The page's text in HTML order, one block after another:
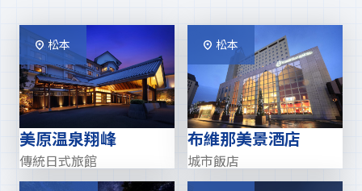
松本
美原温泉翔峰
傳統日式旅館
松本
布維那美景酒店
城市飯店